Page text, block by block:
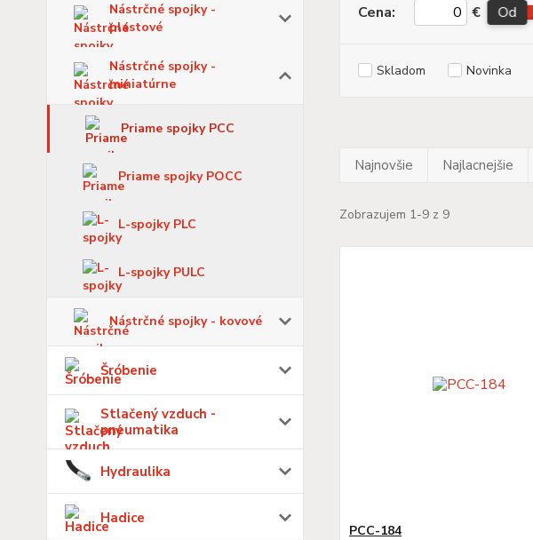
Nástrčné spojky -
plastové
Nástrčné spojky -
miniatúrne
Priame spojky PCC
Priame spojky POCC
L-spojky PLC
L-spojky PULC
Nástrčné spojky - kovové
Šróbenie
Stlačený vzduch -
pneumatika
Hydraulika
Hadice
Cena: € Od
Skladom Novinka
Najnovšie Najlacnejšie
Zobrazujem 1-9 z 9
PCC-184